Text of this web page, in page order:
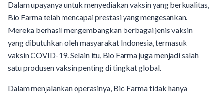
Dalam upayanya untuk menyediakan vaksin yang berkualitas,
Bio Farma telah mencapai prestasi yang mengesankan.
Mereka berhasil mengembangkan berbagai jenis vaksin
yang dibutuhkan oleh masyarakat Indonesia, termasuk
vaksin COVID-19. Selain itu, Bio Farma juga menjadi salah
satu produsen vaksin penting di tingkat global.
Dalam menjalankan operasinya, Bio Farma tidak hanya